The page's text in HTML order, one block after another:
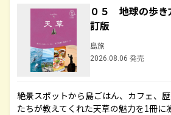
０５ 地球の歩
訂版
島旅
2026.08.06 発売
絶景スポットから島ごはん、カフェ、
たちが教えてくれた天草の魅力を1冊に